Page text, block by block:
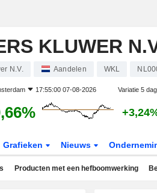
KLUWER
N.V. Aandelen WKL
17:55:00 07-08-2026 Variatie 5
Grafieken Nieuws
Producten met een hefboomwerking